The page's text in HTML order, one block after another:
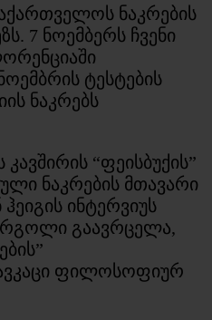
ნაკრების
7 ნოემბერს ჩვენი
ტესტების
ნაკრებს
“ფეისბუქის”
ნაკრების მთავარი
ინტერვიუს
გაავრცელა,
ფილოსოფიურ